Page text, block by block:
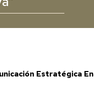
Estratégica